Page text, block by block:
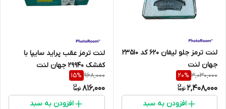
لنت ترمز جلو لیفان 620 کد 23510
جهان لنت
3,030,000
20%
2,408,000
افزودن به سبد
لنت ترمز عقب پراید سایپا با
کفشک 29940 جهان لنت
968,000
15%
816,000
افزودن به سبد